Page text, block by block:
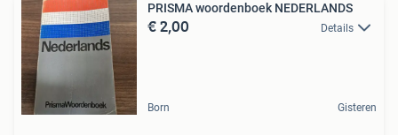
PRISMA woordenboek NEDERLANDS
€ 2,00 Details
Born Gisteren